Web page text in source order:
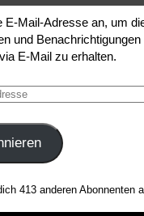
E-Mail-Adresse an, um
und Benachrichtigungen
E-Mail zu erhalten.
413 anderen Abonnenten